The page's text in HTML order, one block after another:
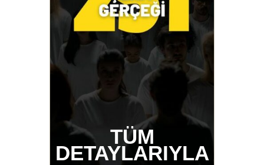
TÜM
DETAYLARIYLA